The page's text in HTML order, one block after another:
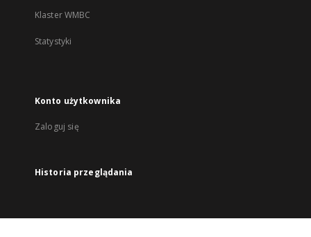
Klaster WMBC
Statystyki
Konto użytkownika
Zaloguj się
Historia przeglądania